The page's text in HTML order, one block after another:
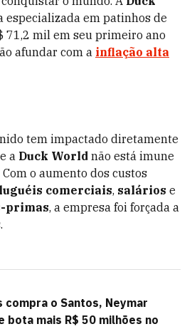
especializada em patinhos de
71,2 mil em seu primeiro ano
afundar com a inflação alta
tem impactado diretamente
a Duck World não está imune
o aumento dos custos
comerciais, salários e
primas, a empresa foi forçada a
compra o Santos, Neymar
mais R$ 50 milhões no